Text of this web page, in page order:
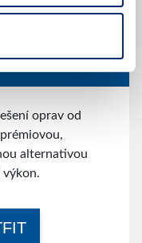
oprav od
alternativou